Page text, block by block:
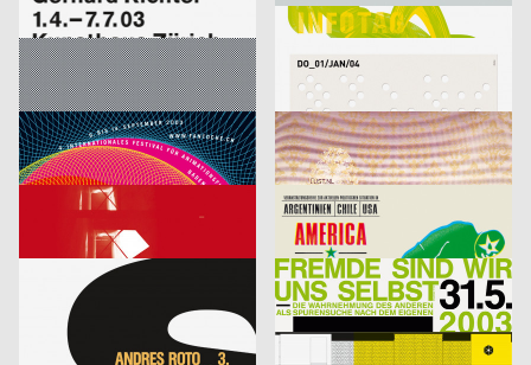
Richter
Infotag
labor b – Netzwerk für Gestaltung D
2003
Focus Award 2003 – Ausschreibung
designliga
2003
Veranstaltungsplakat Sylvester
Bringolf Irion Vögeli CH
2003
Fantoche 03
Sascha Brossmann, Heike Grebin, Matthias Hübner, Johanna Leuner D
2003
Von Fall zu Fall: lust.nl
blotto design tarzanundjane
America, Amerikkka
cyan (Daniela Haufe + Detlef Fiedler) D
2003
fremde sind wir uns selbst – ein interreligiöser dialog
cyan (Daniela Haufe + Detlef Fiedler) D
2003
cyan (Daniela Haufe + Detlef Fiedler) D
2003